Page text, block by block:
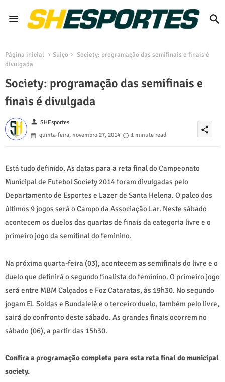
Página inicial Suiço
Society: programação das semifinais e finais é
divulgada
Society: programação das semifinais e
finais é divulgada
person SHEsportes
quinta-feira, novembro 27, 2014
1 minute read
share
Está tudo definido. As datas para a reta final do Campeonato
Municipal de Futebol Society 2014 foram divulgadas pelo
Departamento de Esportes e Lazer de Santa Helena. O palco dos
últimos 9 jogos será o Campo da Associação Lar. Neste sábado
acontecem os duelos das quartas de finais da categoria livre e o
primeiro jogo da semifinal do feminino.
Na próxima quarta-feira (03), acontecem as semifinais do livre e o
duelo que definirá o segundo finalista do feminino. O primeiro jogo
será entre MBM Calçados e Foz Cataratas, às 19h30. No segundo
jogam EL Soldas e Bundalelê e o terceiro duelo, também pelo livre,
sairá do confronto deste sábado. As grandes finais ocorrem no
sábado (06), a partir das 15h30.
Confira a programação completa para esta reta final do municipal
society.